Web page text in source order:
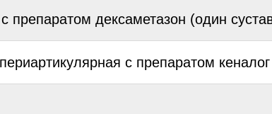
препаратом дексаметазон (один
с препаратом